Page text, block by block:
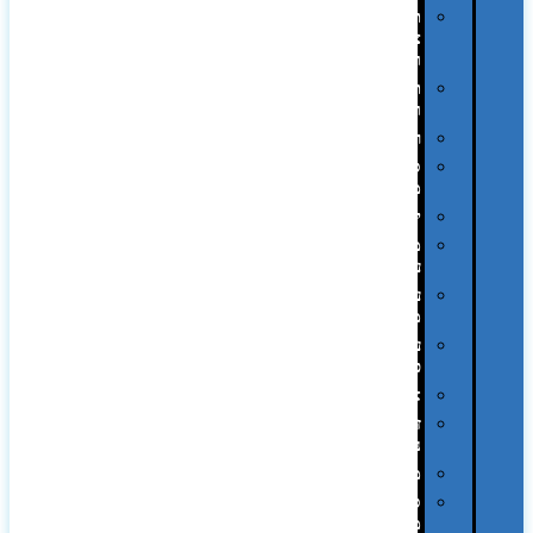
תיקי
ומכתביות
תערוכות
וכנסים
רמקולים
סוכריות
ממותגות
יודאיקה
מארזי
עטים
עטי
מתכת
עטי
פלסטיק
אוזניות
זכרונות
ניידים
מפצלים
סביבת
מחשב